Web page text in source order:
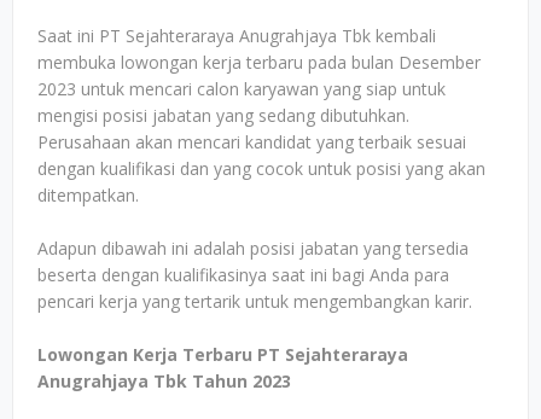
Saat ini PT Sejahteraraya Anugrahjaya Tbk kembali
membuka lowongan kerja terbaru pada bulan Desember
2023 untuk mencari calon karyawan yang siap untuk
mengisi posisi jabatan yang sedang dibutuhkan.
Perusahaan akan mencari kandidat yang terbaik sesuai
dengan kualifikasi dan yang cocok untuk posisi yang akan
ditempatkan.
Adapun dibawah ini adalah posisi jabatan yang tersedia
beserta dengan kualifikasinya saat ini bagi Anda para
pencari kerja yang tertarik untuk mengembangkan karir.
Lowongan Kerja Terbaru PT Sejahteraraya
Anugrahjaya Tbk Tahun 2023